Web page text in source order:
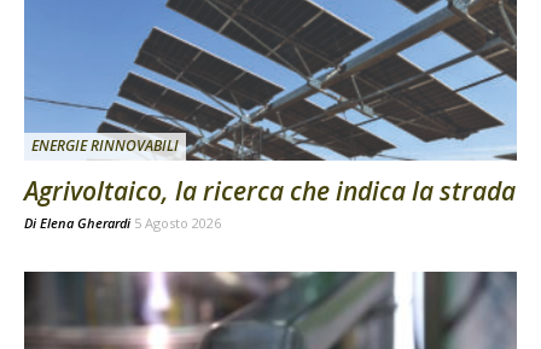
ENERGIE RINNOVABILI
Agrivoltaico, la ricerca che indica la strada
Di Elena Gherardi 5 Agosto 2026